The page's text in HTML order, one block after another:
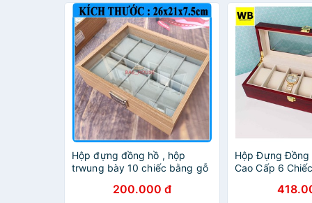
Hộp đựng đồng hồ , hộp
trwung bày 10 chiếc bằng gỗ
200.000 đ
Hộp Đựng Đồng
Cao Cấp 6